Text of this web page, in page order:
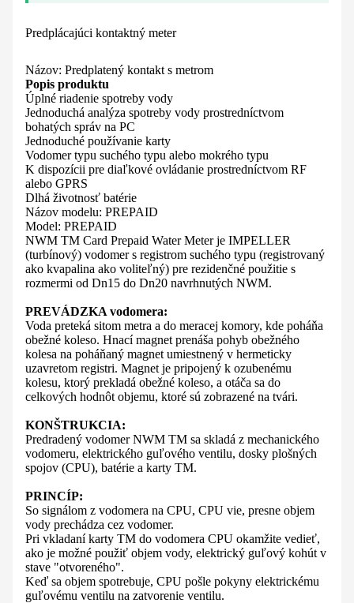
Predplácajúci kontaktný meter
Názov: Predplatený kontakt s metrom
Popis produktu
Úplné riadenie spotreby vody
Jednoduchá analýza spotreby vody prostredníctvom
bohatých správ na PC
Jednoduché používanie karty
Vodomer typu suchého typu alebo mokrého typu
K dispozícii pre diaľkové ovládanie prostredníctvom RF
alebo GPRS
Dlhá životnosť batérie
Názov modelu: PREPAID
Model: PREPAID
NWM TM Card Prepaid Water Meter je IMPELLER
(turbínový) vodomer s registrom suchého typu (registrovaný
ako kvapalina ako voliteľný) pre rezidenčné použitie s
rozmermi od Dn15 do Dn20 navrhnutých NWM.
PREVÁDZKA vodomera:
Voda preteká sitom metra a do meracej komory, kde poháňa
obežné koleso. Hnací magnet prenáša pohyb obežného
kolesa na poháňaný magnet umiestnený v hermeticky
uzavretom registri. Magnet je pripojený k ozubenému
kolesu, ktorý prekladá obežné koleso, a otáča sa do
celkových hodnôt objemu, ktoré sú zobrazené na tvári.
KONŠTRUKCIA:
Predradený vodomer NWM TM sa skladá z mechanického
vodomeru, elektrického guľového ventilu, dosky plošných
spojov (CPU), batérie a karty TM.
PRINCÍP:
So signálom z vodomera na CPU, CPU vie, presne objem
vody prechádza cez vodomer.
Pri vkladaní karty TM do vodomera CPU okamžite vedieť,
ako je možné použiť objem vody, elektrický guľový kohút v
stave "otvoreného".
Keď sa objem spotrebuje, CPU pošle pokyny elektrickému
guľovému ventilu na zatvorenie ventilu.